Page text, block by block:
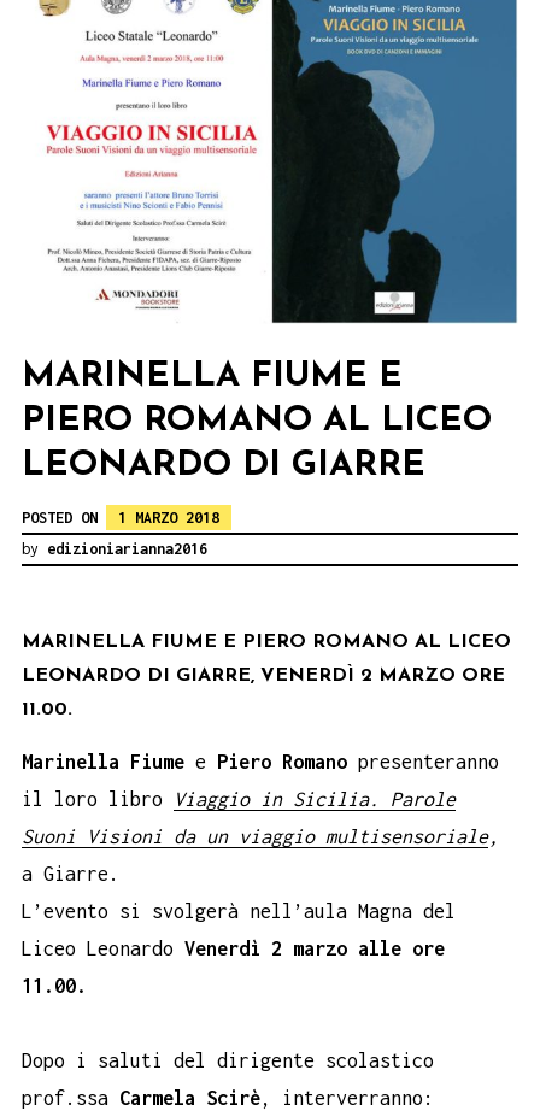
MARINELLA FIUME E
PIERO ROMANO AL LICEO
LEONARDO DI GIARRE
POSTED ON
1 MARZO 2018
by edizioniarianna2016
MARINELLA FIUME E PIERO ROMANO AL LICEO
LEONARDO DI GIARRE, VENERDÌ 2 MARZO ORE
11.00.
Marinella Fiume e Piero Romano presenteranno
il loro libro
Viaggio in Sicilia. Parole
Suoni Visioni da un viaggio multisensoriale,
a Giarre.
L’evento si svolgerà nell’aula Magna del
Liceo Leonardo Venerdì 2 marzo alle ore
11.00.
Dopo i saluti del dirigente scolastico
prof.ssa Carmela Scirè, interverranno: